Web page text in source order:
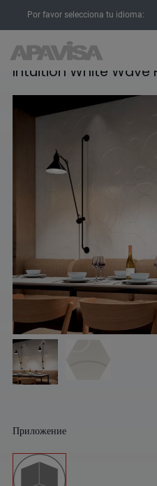
Por favor selecciona tu idioma:
Intuition White Wave
Приложение